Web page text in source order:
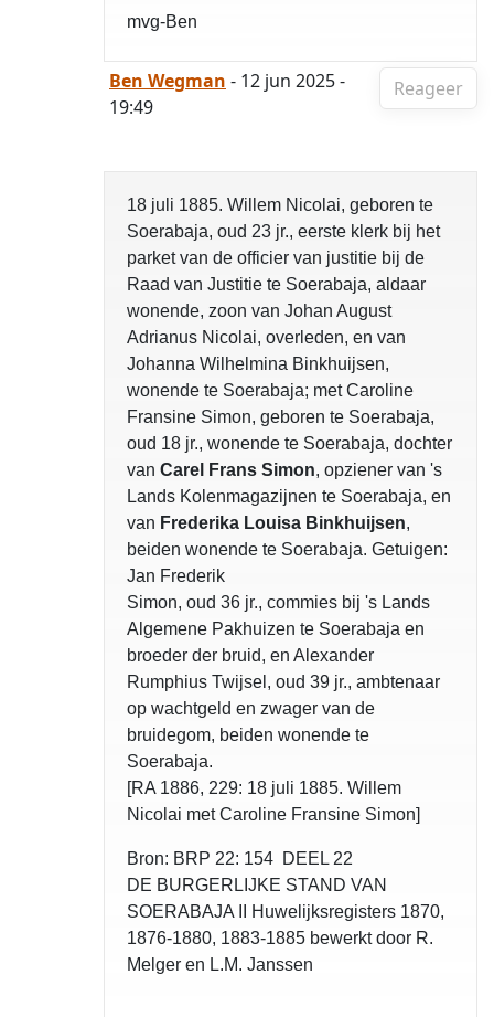
mvg-Ben
Reageer
Ben Wegman - 12 jun 2025 -
19:49
18 juli 1885. Willem Nicolai, geboren te
Soerabaja, oud 23 jr., eerste klerk bij het
parket van de officier van justitie bij de
Raad van Justitie te Soerabaja, aldaar
wonende, zoon van Johan August
Adrianus Nicolai, overleden, en van
Johanna Wilhelmina Binkhuijsen,
wonende te Soerabaja; met Caroline
Fransine Simon, geboren te Soerabaja,
oud 18 jr., wonende te Soerabaja, dochter
van Carel Frans Simon, opziener van 's
Lands Kolenmagazijnen te Soerabaja, en
van Frederika Louisa Binkhuijsen,
beiden wonende te Soerabaja. Getuigen:
Jan Frederik
Simon, oud 36 jr., commies bij 's Lands
Algemene Pakhuizen te Soerabaja en
broeder der bruid, en Alexander
Rumphius Twijsel, oud 39 jr., ambtenaar
op wachtgeld en zwager van de
bruidegom, beiden wonende te
Soerabaja.
[RA 1886, 229: 18 juli 1885. Willem
Nicolai met Caroline Fransine Simon]
Bron: BRP 22: 154 DEEL 22
DE BURGERLIJKE STAND VAN
SOERABAJA II Huwelijksregisters 1870,
1876-1880, 1883-1885 bewerkt door R.
Melger en L.M. Janssen